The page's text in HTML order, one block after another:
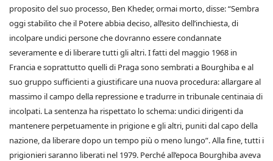
proposito del suo processo, Ben Kheder, ormai morto, disse: “Sembra
oggi stabilito che il Potere abbia deciso, all’esito dell’inchiesta, di
incolpare undici persone che dovranno essere condannate
severamente e di liberare tutti gli altri. I fatti del maggio 1968 in
Francia e soprattutto quelli di Praga sono sembrati a Bourghiba e al
suo gruppo sufficienti a giustificare una nuova procedura: allargare al
massimo il campo della repressione e tradurre in tribunale centinaia di
incolpati. La sentenza ha rispettato lo schema: undici dirigenti da
mantenere perpetuamente in prigione e gli altri, puniti dal capo della
nazione, da liberare dopo un tempo più o meno lungo”. Alla fine, tutti i
prigionieri saranno liberati nel 1979. Perché all’epoca Bourghiba aveva